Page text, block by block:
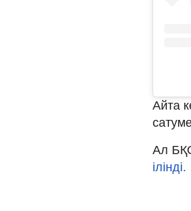
Айта
Ал
ілінді.